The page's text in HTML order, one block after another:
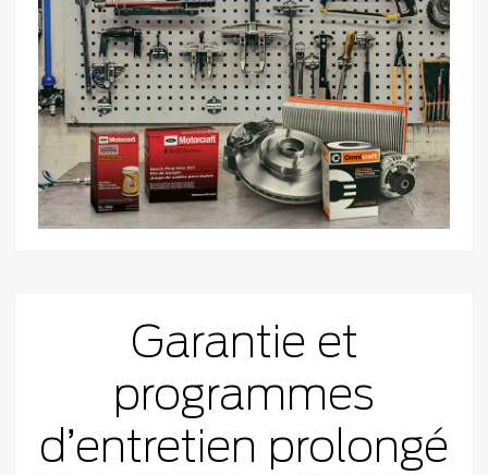
Garantie et
programmes
d’entretien prolongé